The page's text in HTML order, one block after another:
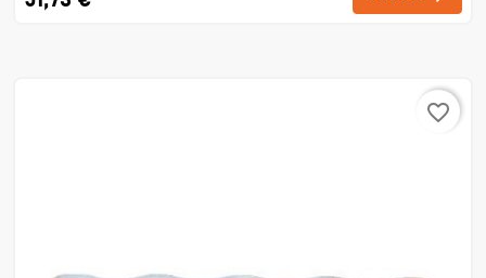
favorite_border